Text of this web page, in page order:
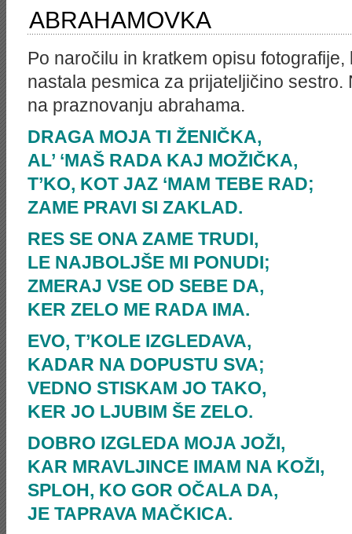
krajevnem
prazniku
junija)
ABRAHAMOVKA
Po naročilu in kratkem opisu
nastala pesmica za prijateljičino
na praznovanju abrahama.
DRAGA MOJA TI ŽENIČKA,
AL’ ‘MAŠ RADA KAJ MOŽIČKA,
T’KO, KOT JAZ ‘MAM TEBE RAD;
ZAME PRAVI SI ZAKLAD.
RES SE ONA ZAME TRUDI,
LE NAJBOLJŠE MI PONUDI;
ZMERAJ VSE OD SEBE DA,
KER ZELO ME RADA IMA.
EVO, T’KOLE IZGLEDAVA,
KADAR NA DOPUSTU SVA;
VEDNO STISKAM JO TAKO,
KER JO LJUBIM ŠE ZELO.
DOBRO IZGLEDA MOJA JOŽI,
KAR MRAVLJINCE IMAM NA KOŽI,
SPLOH, KO GOR OČALA DA,
JE TAPRAVA MAČKICA.